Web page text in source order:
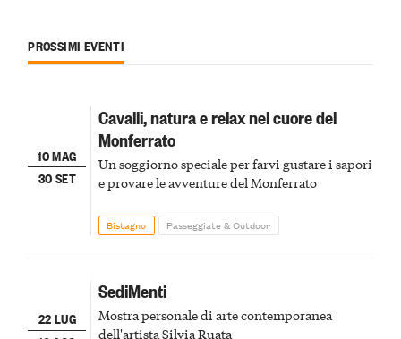
PROSSIMI EVENTI
10 MAG
30 SET
Cavalli, natura e relax nel cuore del
Monferrato
Un soggiorno speciale per farvi gustare i sapori
e provare le avventure del Monferrato
Bistagno Passeggiate & Outdoor
22 LUG
SediMenti
Mostra personale di arte contemporanea
dell'artista Silvia Ruata